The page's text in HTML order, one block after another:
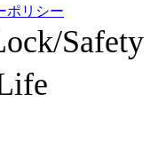
ポリシー